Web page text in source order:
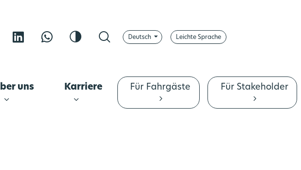
Deutsch Leichte Sprache
uns Karriere Für Fahrgäste Für Stakeholder